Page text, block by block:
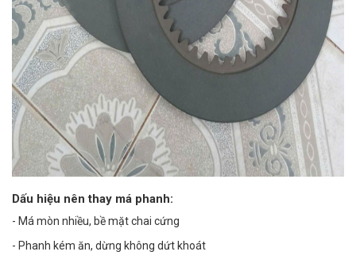
Dấu hiệu nên thay má phanh:
- Má mòn nhiều, bề mặt chai cứng
- Phanh kém ăn, dừng không dứt khoát